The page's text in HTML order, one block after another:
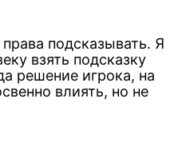
подсказывать. Я
взять подсказку
решение игрока, на
влиять, но не